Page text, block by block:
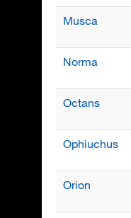
Musca
Norma
Octans
Ophiuchus
Orion